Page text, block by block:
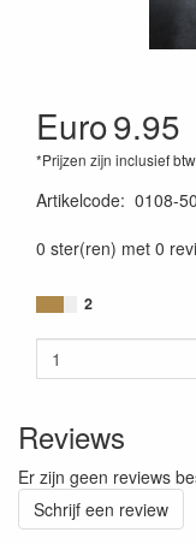
Euro9.95
*Prijzen zijn inclusief btw
Artikelcode: 0108-
0 ster(ren) met 0
2
Reviews
Er zijn geen reviews
Schrijf een review